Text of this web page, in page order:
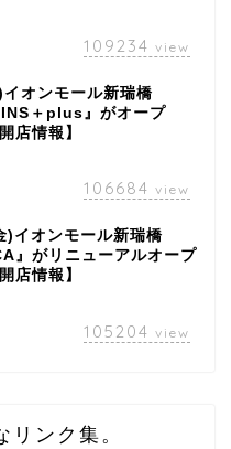
109234 view
オンモール新瑞橋
＋plus』がオープ
店情報】
106684 view
)イオンモール新瑞橋
』がリニューアルオープ
店情報】
105204 view
ンク集。